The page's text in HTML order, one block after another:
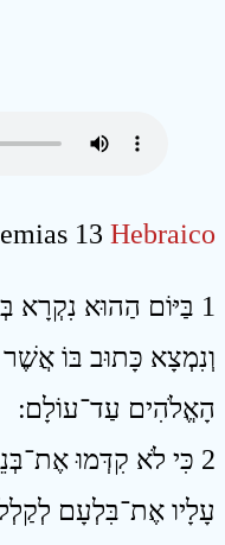
13 Hebraico
1 בַּיּוֹם הַהוּא
וְנִמְצָא כָּתוּב בּוֹ
הָאֱלֹהִים עַד־עוֹלָם ׃
2 כִּי לֹא קִדְּמוּ
עָלָיו אֶת־בִּלְעָם